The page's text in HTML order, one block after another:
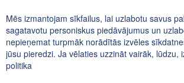
Informācija
Konfidencialitātes un sīkfailu
Meklētie atslēgvārdi
Mēs izmantojam sīkfailus, lai uzlabotu savus
sagatavotu personiskus piedāvājumus un
nepieņemat turpmāk norādītās izvēles
jūsu pieredzi. Ja vēlaties uzzināt vairāk, lūdzu,
politika